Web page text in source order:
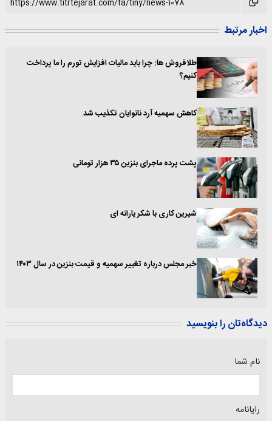
اخبار مرتبط
طلافروش ها: چرا باید مالیات افزایش تورم را ما پرداخت
کنیم؟
کاهش سهمیه آرد نانوایان تکذیب شد
پشت پرده ماجرای بنزین ۳۵ هزار تومانی
شیرین کاری با شکر یارانه ای
خبر مجلس درباره تغییر سهمیه و قیمت بنزین در سال ۱۴۰۳
دیدگاه‌تان را بنویسید
نام شما
رایانامه